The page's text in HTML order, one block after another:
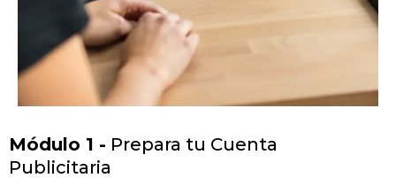
Módulo 1 - Prepara tu Cuenta
Publicitaria